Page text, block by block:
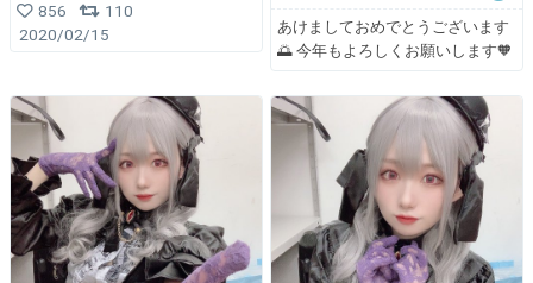
856
110
2020/02/15
あけましておめでとうございます
🌅 今年もよろしくお願いします🧡